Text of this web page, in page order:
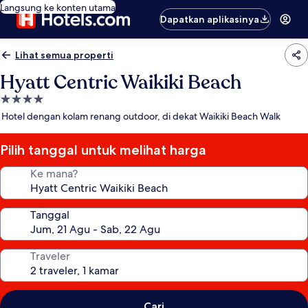
Langsung ke konten utama
Dapatkan aplikasinya
Lihat semua properti
Hyatt Centric Waikiki Beach
Properti
bintang
Hotel dengan kolam renang outdoor, di dekat Waikiki Beach Walk
Pilih tanggal untuk melihat harga
Ke mana?
Tanggal
Traveler